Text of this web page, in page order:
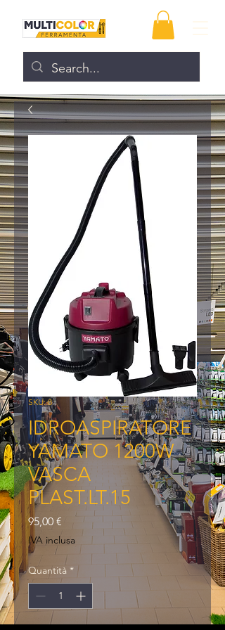
SKU: 8
IDROASPIRATORE
YAMATO 1200W
VASCA
PLAST.LT.15
95,00 € Prezzo
IVA inclusa
Quantità *